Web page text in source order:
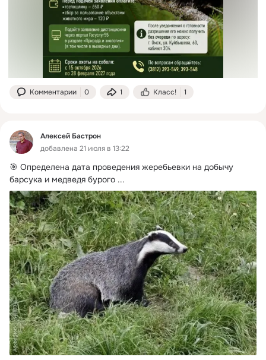
Реквизиты для оплаты и необходимые документы
доступны на сайте Министерства:
https://mpr.omskportal.ru/oiv/mpr/ohotnikam
Подать заявление можно и дистанционно через
региональный портал Гос
Комментарии 0 1 Класс! 1
Алексей Бастрон
добавлена 21 июля в 13:22
🎯 Определена дата проведения жеребьевки на добычу
барсука и медведя бурого ...